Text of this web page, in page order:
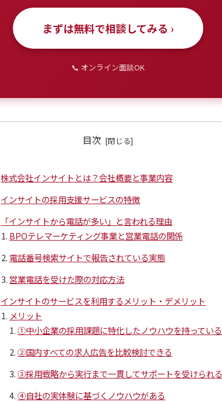
まずは無料で相談してみる ›
📞 オンライン面談OK
目次
株式会社インサイトとは？会社概要と事業内容
インサイトの採用支援サービスの特徴
「インサイトから電話が多い」と言われる理由
BPOテレマーケティング事業と営業電話の関係
電話番号検索サイトで報告されている実態
営業電話を受けた際の対応方法
インサイトのサービスを利用するメリット・デメリット
メリット
①中小企業の採用課題に特化したノウハウを持っている
②国内すべての求人広告を比較検討できる
③採用戦略から実行まで一貫してサポートを受けられる
④自社の実体験に基づくノウハウがある